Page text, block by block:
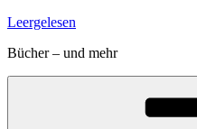
Zum
springen
Leergelesen
Bücher – und mehr